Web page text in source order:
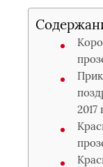
Праздники
2017